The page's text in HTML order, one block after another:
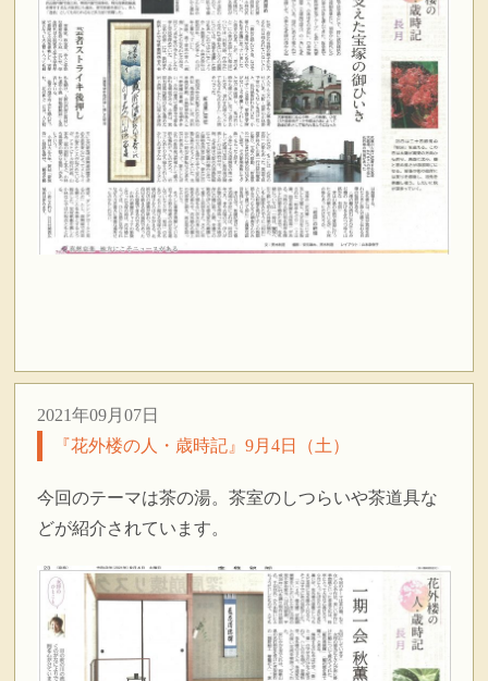
2021年09月07日
『花外楼の人・歳時記』9月4日（土）
今回のテーマは茶の湯。茶室のしつらいや茶道具な
どが紹介されています。